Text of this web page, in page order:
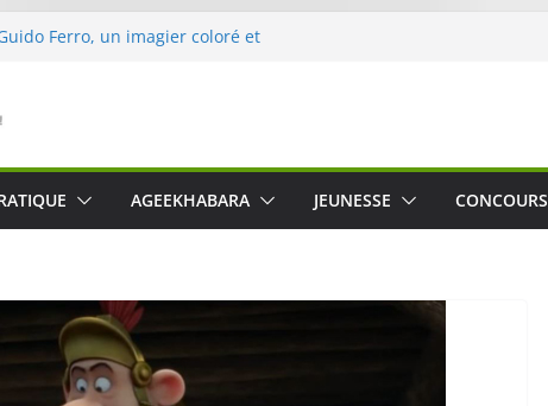
Ferro, un imagier coloré et
une expérience intime et engagée à
The Water », le film concert
Cartosio sur Prime Video le 6 octobre
Crusher 540 Active : un casque audio
AGEEKHABARA JEUNESSE CONCOURS